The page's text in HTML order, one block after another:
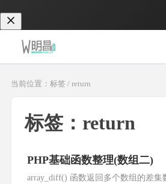
当前位置：标签 / return
标签：return
PHP基础函数整理(数组二)
array_diff() 函数返回多个数组的差